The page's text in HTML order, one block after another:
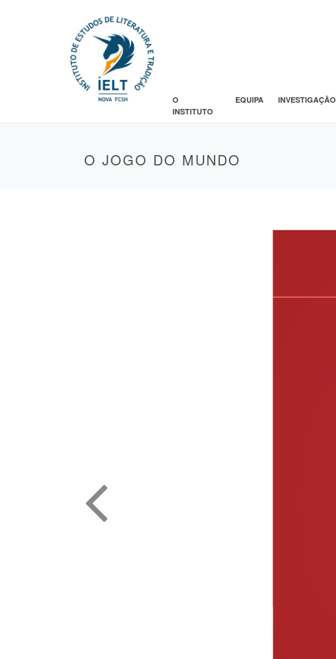
O
INSTITUTO
EQUIPA INVESTIGAÇÃO
O JOGO DO MUNDO